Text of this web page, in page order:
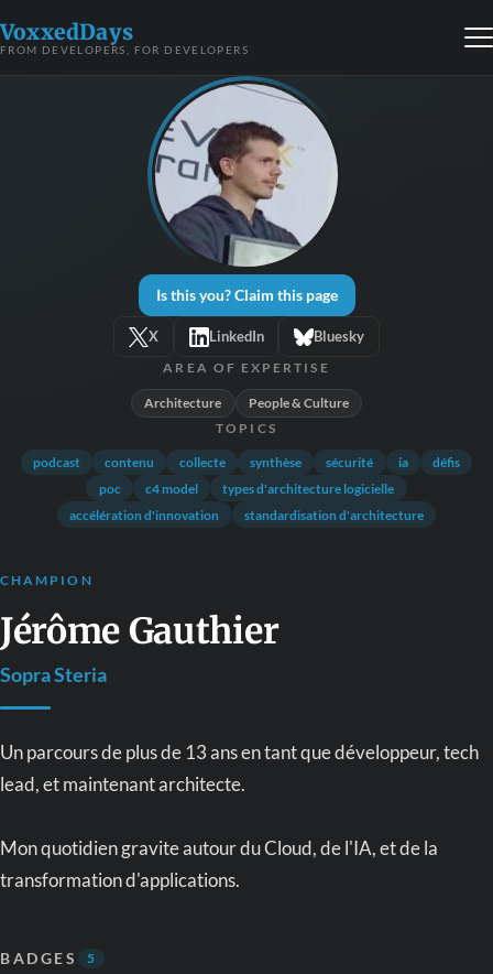
VoxxedDays
FROM DEVELOPERS, FOR DEVELOPERS
Is this you? Claim this page
X LinkedIn Bluesky
AREA OF EXPERTISE
Architecture People & Culture
TOPICS
podcast contenu collecte synthèse sécurité ia
défis
poc
c4 model
types d'architecture logicielle
accélération d'innovation
standardisation d'architecture
CHAMPION
Jérôme Gauthier
Sopra Steria
Un parcours de plus de 13 ans en tant que développeur, tech
lead, et maintenant architecte.
Mon quotidien gravite autour du Cloud, de l'IA, et de la
transformation d'applications.
BADGES 5